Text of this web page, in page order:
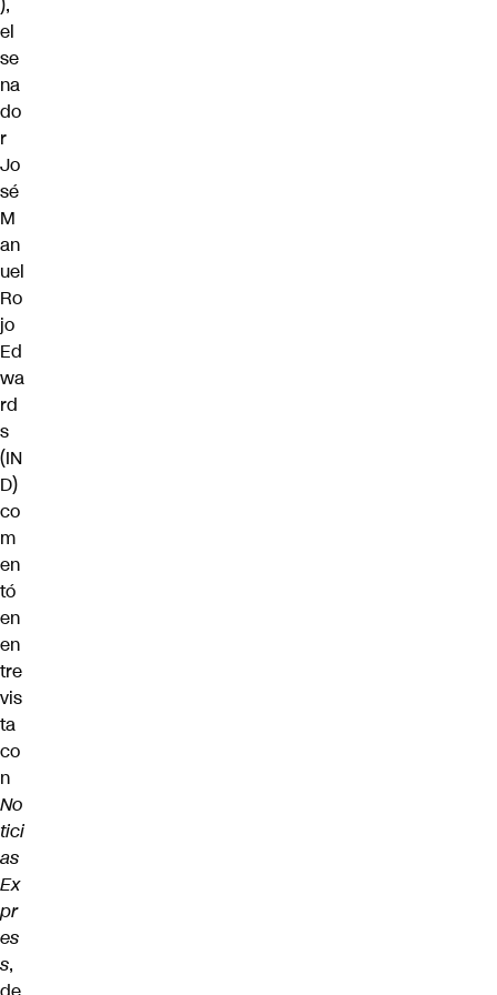
el
se
na
do
r
Jo
sé
M
an
uel
Ro
jo
Ed
wa
rd
s
(IN
D)
co
m
en
tó
en
en
tre
vis
ta
co
n
No
tici
as
Ex
pr
es
s,